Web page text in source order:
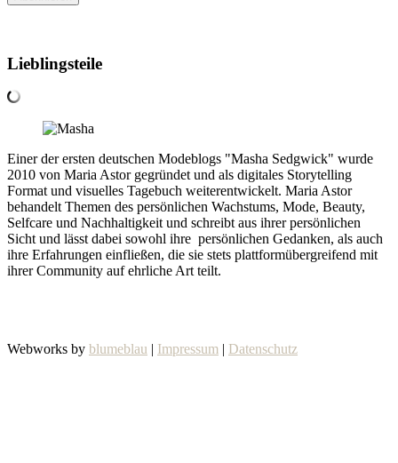
Lieblingsteile
Einer der ersten deutschen Modeblogs "Masha Sedgwick" wurde
2010 von Maria Astor gegründet und als digitales Storytelling
Format und visuelles Tagebuch weiterentwickelt. Maria Astor
behandelt Themen des persönlichen Wachstums, Mode, Beauty,
Selfcare und Nachhaltigkeit und schreibt aus ihrer persönlichen
Sicht und lässt dabei sowohl ihre persönlichen Gedanken, als auch
ihre Erfahrungen einfließen, die sie stets plattformübergreifend mit
ihrer Community auf ehrliche Art teilt.
Webworks by blumeblau | Impressum | Datenschutz